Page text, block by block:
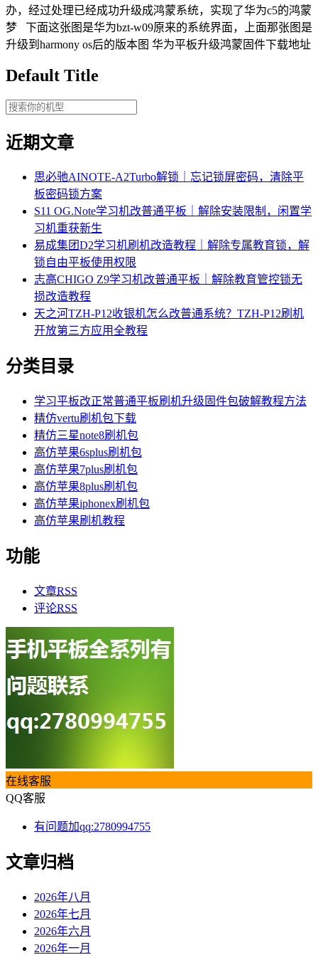
办，经过处理已经成功升级成鸿蒙系统，实现了华为c5的鸿蒙
梦 下面这张图是华为bzt-w09原来的系统界面，上面那张图是
升级到harmony os后的版本图 华为平板升级鸿蒙固件下载地址
Default Title
近期文章
思必驰AINOTE‑A2Turbo解锁｜忘记锁屏密码，清除平
板密码锁方案
S11 OG.Note学习机改普通平板｜解除安装限制，闲置学
习机重获新生
易成集团D2学习机刷机改造教程｜解除专属教育锁，解
锁自由平板使用权限
志高CHIGO Z9学习机改普通平板｜解除教育管控锁无
损改造教程
天之河TZH-P12收银机怎么改普通系统？TZH-P12刷机
开放第三方应用全教程
分类目录
学习平板改正常普通平板刷机升级固件包破解教程方法
精仿vertu刷机包下载
精仿三星note8刷机包
高仿苹果6splus刷机包
高仿苹果7plus刷机包
高仿苹果8plus刷机包
高仿苹果iphonex刷机包
高仿苹果刷机教程
功能
文章RSS
评论RSS
在线客服
QQ客服
有问题加qq:2780994755
文章归档
2026年八月
2026年七月
2026年六月
2026年一月